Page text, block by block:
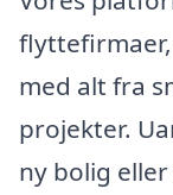
med alt fra
projekter.
ny bolig